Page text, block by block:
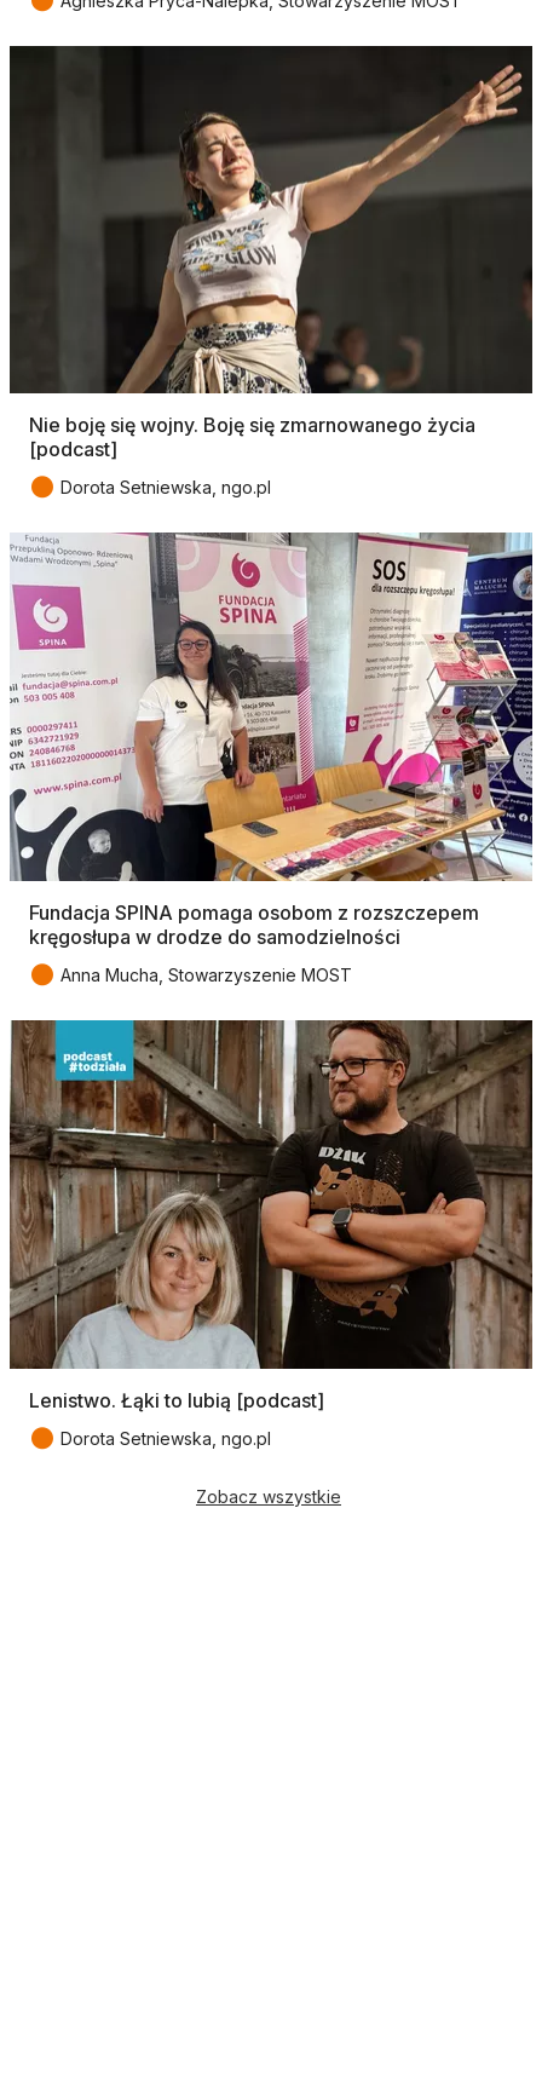
Nie boję się wojny. Boję się zmarnowanego życia
[podcast]
● Dorota Setniewska, ngo.pl
Fundacja SPINA pomaga osobom z rozszczepem
kręgosłupa w drodze do samodzielności
● Anna Mucha, Stowarzyszenie MOST
Lenistwo. Łąki to lubią [podcast]
● Dorota Setniewska, ngo.pl
Zobacz wszystkie